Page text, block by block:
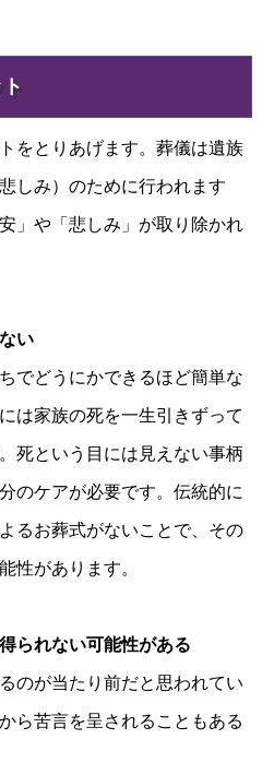
をとりあげます。葬儀は遺族
しみ）のために行われます
」や「悲しみ」が取り除かれ
い
でどうにかできるほど簡単な
は家族の死を一生引きずって
死という目には見えない事柄
のケアが必要です。伝統的に
るお葬式がないことで、その
性があります。
られない可能性がある
のが当たり前だと思われてい
ら苦言を呈されることもある